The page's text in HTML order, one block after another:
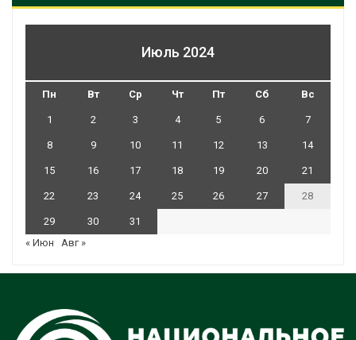
Июль 2024
Пн Вт Ср Чт Пт Сб Вс
1 2 3 4 5 6 7
8 9 10 11 12 13 14
15 16 17 18 19 20 21
22 23 24 25 26 27 28
29 30
31
« Июн
Авг »